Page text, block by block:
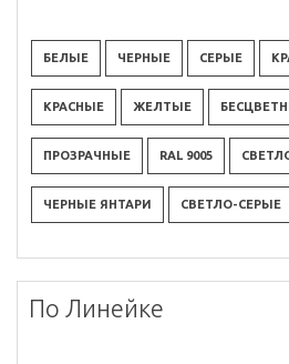
БЕЛЫЕ ЧЕРНЫЕ СЕРЫЕ
КРАСНЫЕ ЖЕЛТЫЕ
ПРОЗРАЧНЫЕ RAL 9005
ЧЕРНЫЕ ЯНТАРИ СВЕТЛО-СЕРЫЕ
По Линейке